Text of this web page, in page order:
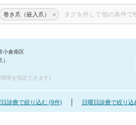
巻き爪（嵌入爪） ×
小倉南区
帯を指定できます)
診療で絞り込む (9件) 日曜日診療で絞り込